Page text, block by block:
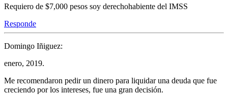
Requiero de $7,000 pesos soy derechohabiente del IMSS
Responde
Domingo Iñiguez:
enero, 2019.
Me recomendaron pedir un dinero para liquidar una deuda que fue
creciendo por los intereses, fue una gran decisión.